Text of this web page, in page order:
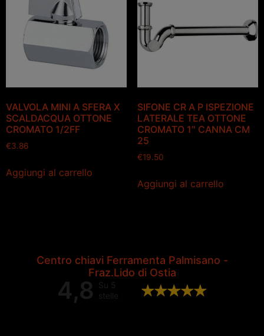
VALVOLA MINI A SFERA X
SCALDACQUA OTTONE
CROMATO 1/2FF
€3.86
Aggiungi al carrello
SIFONE CR A P ISPEZIONE
LATERALE TEA OTTONE
CROMATO 1″ CANNA CM
25
€19.50
Aggiungi al carrello
Centro chiavi Ferramenta Palmisano -
Fraz.Lido di Ostia
4,8
Su 5
stelle